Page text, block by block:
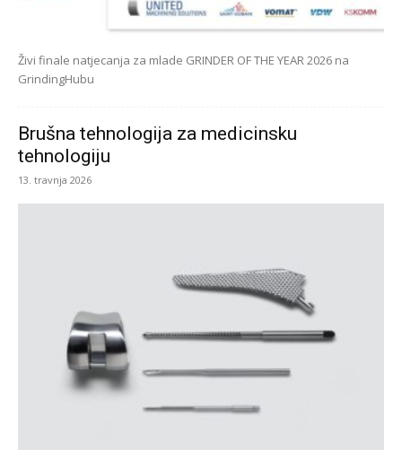
Živi finale natjecanja za mlade GRINDER OF THE YEAR 2026 na
GrindingHubu
Brušna tehnologija za medicinsku
tehnologiju
13. travnja 2026